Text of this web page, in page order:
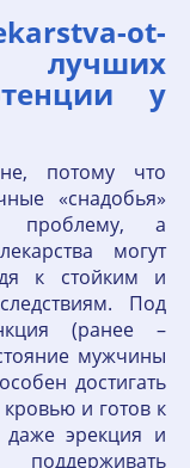
ot-
лучших
у
потому что
«снадобья»
проблему, а
могут
к стойким и
Под
(ранее –
мужчины
достигать
и готов к
эрекция и